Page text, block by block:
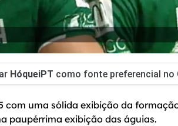
HóqueiPT como fonte preferencial no
com uma sólida exibição da
paupérrima exibição das águias.